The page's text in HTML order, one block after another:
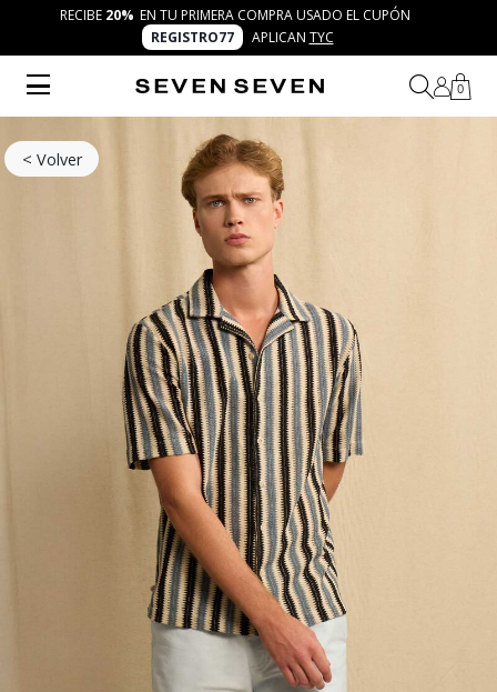
RECIBE 20% EN TU PRIMERA COMPRA USADO EL CUPÓN
REGISTRO77
APLICAN TYC
0
< Volver